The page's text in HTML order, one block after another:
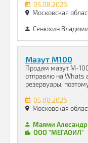
05.08.2026
Московская
Сенюхин
Мазут М100
Продам мазут М-
отправлю на Whats
резервуары,
05.08.2026
Московская
Маями Алесандр
ООО "МЕГАОИЛ"